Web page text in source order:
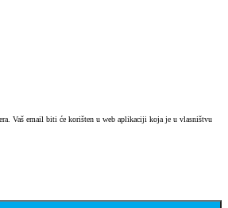
Vaš email biti će korišten u web aplikaciji koja je u vlasništvu